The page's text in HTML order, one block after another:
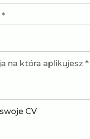
*
na która aplikujesz *
CV